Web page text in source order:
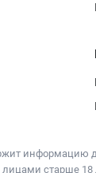
информацию
лицами старше 18